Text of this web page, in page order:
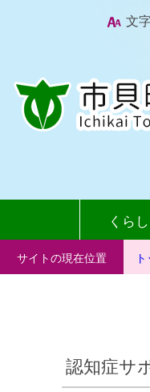
文
くら
サイトの現在位置
認知症サ